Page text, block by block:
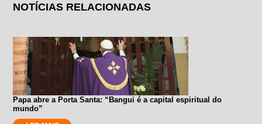
NOTÍCIAS RELACIONADAS
Papa abre a Porta Santa: “Bangui é a capital espiritual do
mundo”